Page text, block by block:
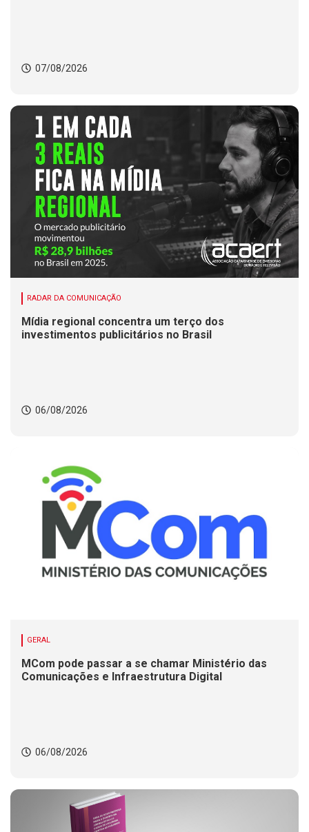
07/08/2026
RADAR DA COMUNICAÇÃO
Mídia regional concentra um terço dos
investimentos publicitários no Brasil
06/08/2026
GERAL
MCom pode passar a se chamar Ministério das
Comunicações e Infraestrutura Digital
06/08/2026